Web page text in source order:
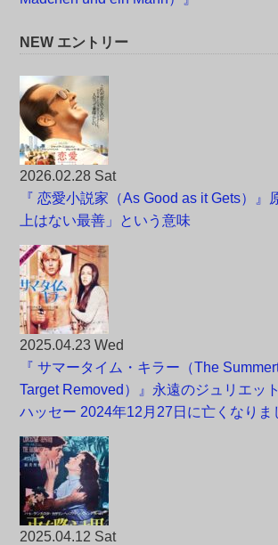
NEW エントリー
2026.02.28 Sat
『 恋愛小説家（As Good as it Gets）』
上はない最善」という意味
2025.04.23 Wed
『 サマータイム・キラー（The
Target Removed）』永遠のジュリエッ
ハッセー 2024年12月27日に亡くなりま
2025.04.12 Sat